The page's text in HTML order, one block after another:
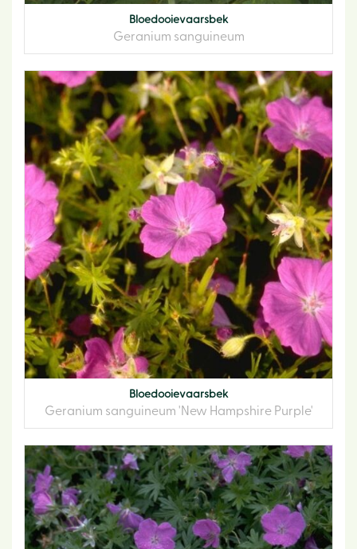
Bloedooievaarsbek
Geranium sanguineum
Bloedooievaarsbek
Geranium sanguineum 'New Hampshire Purple'